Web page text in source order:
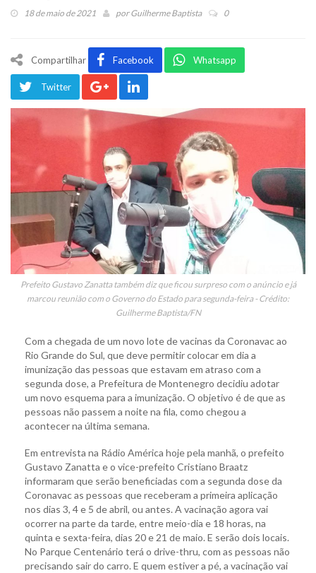
18 de maio de 2021 porGuilherme Baptista 0
Compartilhar Facebook Whatsapp
Twitter
Prefeito Gustavo Zanatta também diz que ficou surpreso com o anúncio e já
marcou reunião com o Governo do Estado para segunda-feira - Crédito:
Guilherme Baptista/FN
Com a chegada de um novo lote de vacinas da Coronavac ao
Rio Grande do Sul, que deve permitir colocar em dia a
imunização das pessoas que estavam em atraso com a
segunda dose, a Prefeitura de Montenegro decidiu adotar
um novo esquema para a imunização. O objetivo é de que as
pessoas não passem a noite na fila, como chegou a
acontecer na última semana.
Em entrevista na Rádio América hoje pela manhã, o prefeito
Gustavo Zanatta e o vice-prefeito Cristiano Braatz
informaram que serão beneficiadas com a segunda dose da
Coronavac as pessoas que receberam a primeira aplicação
nos dias 3, 4 e 5 de abril, ou antes. A vacinação agora vai
ocorrer na parte da tarde, entre meio-dia e 18 horas, na
quinta e sexta-feira, dias 20 e 21 de maio. E serão dois locais.
No Parque Centenário terá o drive-thru, com as pessoas não
precisando sair do carro. E quem estiver a pé, a vacinação vai